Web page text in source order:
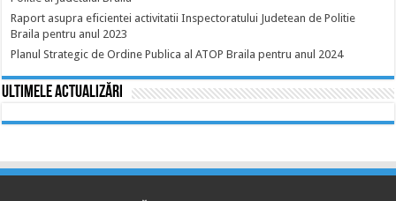
Raport asupra eficientei activitatii Inspectoratului Judetean de Politie
Braila pentru anul 2023
Planul Strategic de Ordine Publica al ATOP Braila pentru anul 2024
Ultimele actualizări